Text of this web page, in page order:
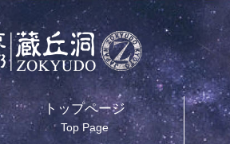
トップページ
Top Page